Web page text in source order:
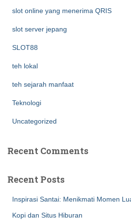
slot online yang menerima QRIS
slot server jepang
SLOT88
teh lokal
teh sejarah manfaat
Teknologi
Uncategorized
Recent Comments
Recent Posts
Inspirasi Santai: Menikmati Momen
Kopi dan Situs Hiburan